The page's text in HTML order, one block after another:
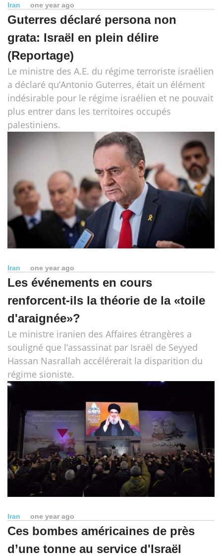
Iran one year ago
Guterres déclaré persona non
grata: Israël en plein délire
(Reportage)
Le ministre des A.E. du régime terroriste israélien
a déclaré qu’Antonio Guterres, était un élément
indésirable pour le régime israélien et ne pouvait
plus entrer dans les territoires occupés
palestiniens.
Iran one year ago
Les événements en cours
renforcent-ils la théorie de la «toile
d'araignée»?
Le ministre iranien des Affaires étrangères a
souligné que l’assassinat par Israël de Seyyed
Hassan Nasrallah accélérerait la disparition du
régime sioniste.
Iran one year ago
Ces bombes américaines de près
d’une tonne au service d'Israël